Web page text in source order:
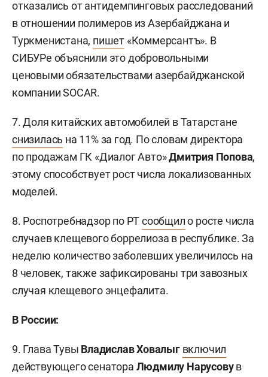
отказались от антидемпинговых расследований
в отношении полимеров из Азербайджана и
Туркменистана, пишет «Коммерсантъ». В
СИБУРе объяснили это добровольными
ценовыми обязательствами азербайджанской
компании SOCAR.
7. Доля китайских автомобилей в Татарстане
снизилась на 11% за год. По словам директора
по продажам ГК «Диалог Авто»Дмитрия Попова,
этому способствует рост числа локализованных
моделей.
8. Роспотребнадзор по РТсообщило росте числа
случаев клещевого боррелиоза в республике. За
неделю количество заболевших увеличилось на
8 человек, также зафиксированы три завозных
случая клещевого энцефалита.
В России:
9. Глава Тувы Владислав Ховалыг включил
действующего сенатора Людмилу Нарусовув